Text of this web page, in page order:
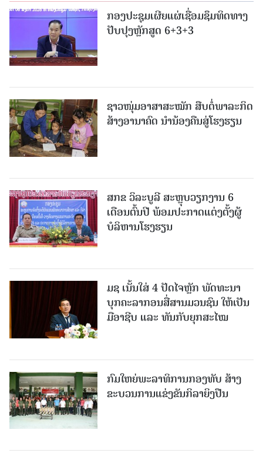
ກອງປະຊຸມເຜີຍແຜ່ເຊື່ອມຊຶມທິດທາງ
ປັບປຸງຫຼັກສູດ 6+3+3
ຊາວໜຸ່ມອາສາສະໝັກ ສືບຕໍ່ພາລະກິດ
ສ້າງອານາຄົດ ນໍານ້ອງຄືນສູ່ໂຮງຮຽນ
ສກຂ ວິລະບູລີ ສະຫຼຸບວຽກງານ 6
ເດືອນຕົ້ນປີ ພ້ອມປະກາດແຕ່ງຕັ້ງຜູ້
ບໍລິຫານໂຮງຮຽນ
ມຊ ເນັ້ນໃສ່ 4 ປັດໄຈຫຼັກ ພັດທະນາ
ບຸກຄະລາກອນສື່ສານມວນຊົນ ໃຫ້ເປັນ
ມືອາຊີບ ແລະ ທັນກັບຍຸກສະໄໝ
ກົມໃຫຍ່ພະລາທິການກອງທັບ ສ້າງ
ຂະບວນການແຂ່ງຂັນກິລາຍິງປືນ